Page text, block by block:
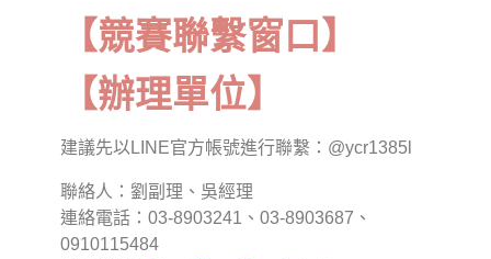
【競賽聯繫窗口】
【辦理單位】
建議先以LINE官方帳號進行聯繫：@ycr1385l
聯絡人：劉副理、吳經理
連絡電話：03-8903241、03-8903687、
0910115484